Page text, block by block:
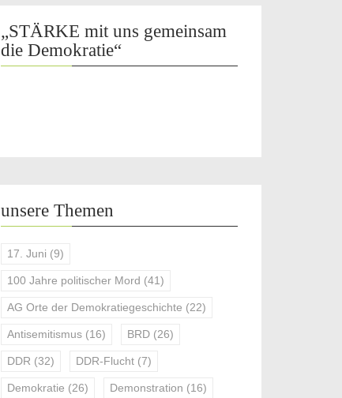
„STÄRKE mit uns gemeinsam
die Demokratie“
unsere Themen
17. Juni (9)
100 Jahre politischer Mord (41)
AG Orte der Demokratiegeschichte (22)
Antisemitismus (16) BRD (26)
DDR (32) DDR-Flucht (7)
Demokratie (26) Demonstration (16)